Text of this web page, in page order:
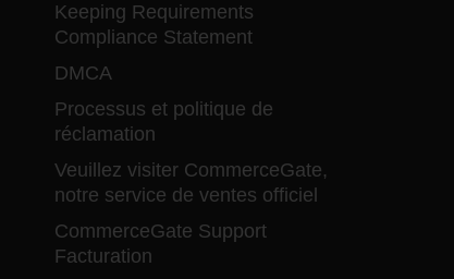
Keeping Requirements
Compliance Statement
DMCA
Processus et politique de
réclamation
Veuillez visiter CommerceGate,
notre service de ventes officiel
CommerceGate Support
Facturation